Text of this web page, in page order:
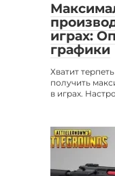
играх:
графики
Хватит
получить
в играх.